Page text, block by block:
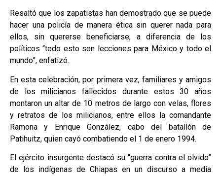
Resaltó que los zapatistas han demostrado que se puede
hacer una policía de manera ética sin querer nada para
ellos, sin quererse beneficiarse, a diferencia de los
políticos “todo esto son lecciones para México y todo el
mundo”, enfatizó.
En esta celebración, por primera vez, familiares y amigos
de los milicianos fallecidos durante estos 30 años
montaron un altar de 10 metros de largo con velas, flores
y retratos de los milicianos, entre ellos la comandante
Ramona y Enrique González, cabo del batallón de
Patihuitz, quien cayó combatiendo el 1 de enero 1994.
El ejército insurgente destacó su “guerra contra el olvido”
de los indígenas de Chiapas en un discurso a media